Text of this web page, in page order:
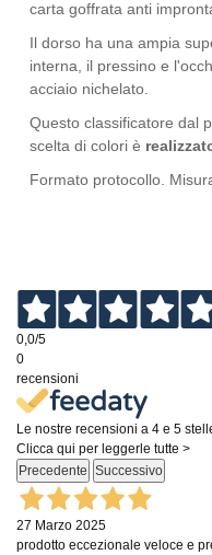
carta goffrata anti
Il dorso ha una ampia
interna, il pressino e
acciaio nichelato.
Questo classificatore dal
scelta di colori è
Formato protocollo.
0,0/5
0
recensioni
Le nostre recensioni a 4 e 5
Clicca qui per leggerle tutte >
Precedente Successivo
27 Marzo 2025
prodotto eccezionale veloce e